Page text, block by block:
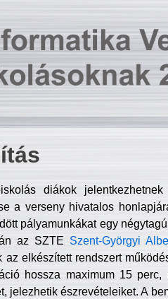
diákok
a verseny hivatalos
pályamunkákat egy
az SZTE Szent-Györgyi
az elkészített rendszert
hossza maximum 15
jelezhetik észrevételeiket. A